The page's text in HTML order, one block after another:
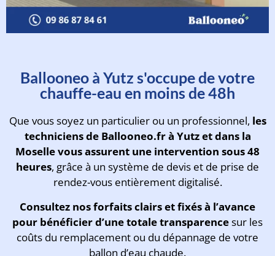
Ballooneo à Yutz s'occupe de votre
chauffe-eau en moins de 48h
Que vous soyez un particulier ou un professionnel, les
techniciens de Ballooneo.fr à Yutz et dans la
Moselle vous assurent une intervention sous 48
heures, grâce à un système de devis et de prise de
rendez-vous entièrement digitalisé.
Consultez nos forfaits clairs et fixés à l’avance
pour bénéficier d’une totale transparencesur les
coûts du remplacement ou du dépannage de votre
ballon d’eau chaude.